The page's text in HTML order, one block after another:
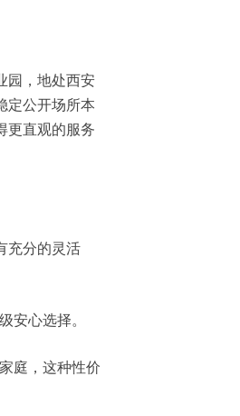
园，地处西安
定公开场所本
更直观的服务
充分的灵活
安心选择。
庭，这种性价